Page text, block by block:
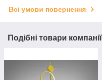
Всі умови повернення
Подібні товари компанії